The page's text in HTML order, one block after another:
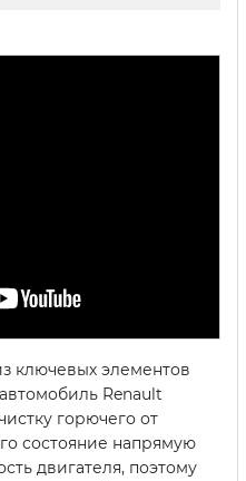
ключевых элементов
Renault
горючего от
состояние напрямую
двигателя, поэтому